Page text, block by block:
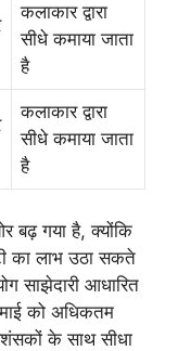
कलाकार द्वारा
सीधे कमाया जाता
है
कलाकार द्वारा
सीधे कमाया जाता
है
बढ़ गया है, क्योंकि
का लाभ उठा सकते
साझेदारी आधारित
को अधिकतम
के साथ सीधा